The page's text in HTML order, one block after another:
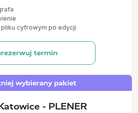
cyfrowym po edycji
termin
wybierany pakiet
- PLENER